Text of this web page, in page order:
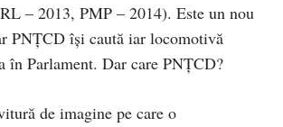
– 2013, PMP – 2014). Este un nou
PNȚCD își caută iar locomotivă
în Parlament. Dar care PNȚCD?
de imagine pe care o